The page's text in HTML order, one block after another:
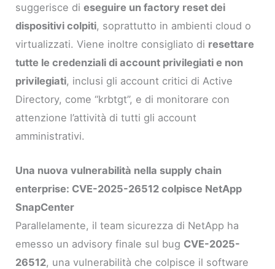
suggerisce dieseguire un factory reset dei
dispositivi colpiti, soprattutto in ambienti cloud o
virtualizzati. Viene inoltre consigliato di resettare
tutte le credenziali di account privilegiati e non
privilegiati, inclusi gli account critici di Active
Directory, come “krbtgt”, e di monitorare con
attenzione l’attività di tutti gli account
amministrativi.
Una nuova vulnerabilità nella supply chain
enterprise: CVE-2025-26512 colpisce NetApp
SnapCenter
Parallelamente, il team sicurezza di NetApp ha
emesso un advisory finale sul bug CVE-2025-
26512, una vulnerabilità che colpisce il software